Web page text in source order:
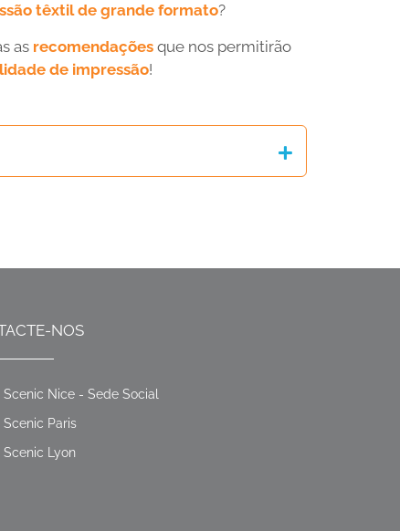
têxtil de grande formato?
as recomendaçõesque nos permitirão
de impressão!
NOS
Scenic Nice - Sede Social
Scenic Paris
Scenic Lyon